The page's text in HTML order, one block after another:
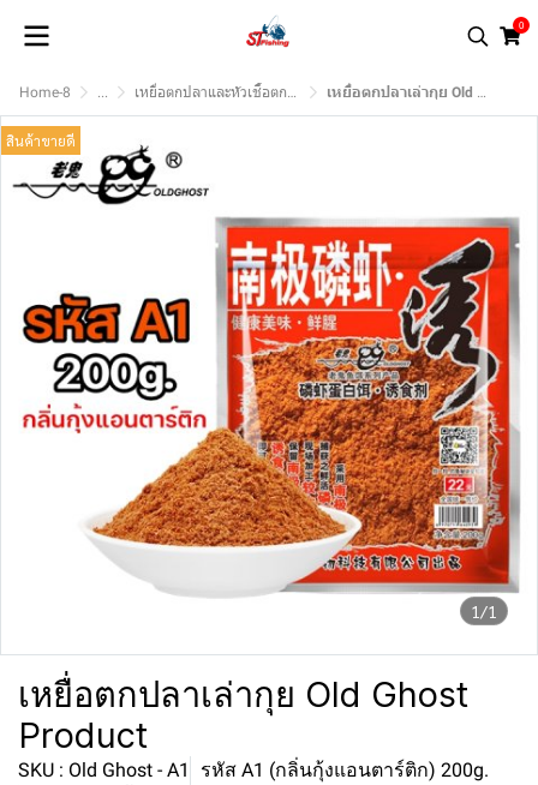
0
Home-8 ... เหยื่อตกปลาและหัวเชื้อตกปลา. เหยื่อตกปลาเล่ากุย Old Ghost Product
1/1
สินค้าขายดี
เหยื่อตกปลาเล่ากุย Old Ghost
Product
SKU : Old Ghost - A1
รหัส A1 (กลิ่นกุ้งแอนตาร์ติก) 200g.